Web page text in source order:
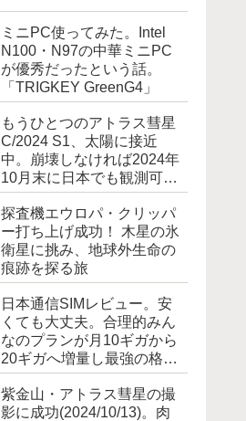
ミニPC使ってみた。Intel
N100・N97の中華ミニPC
が優秀だったという話。
「TRIGKEY GreenG4」
もうひとつのアトラス彗星
C/2024 S1、太陽に接近
中。崩壊しなければ2024年
10月末に日本でも観測可能
に [追記]霧散しました
探査機エウロパ・クリッパ
ー打ち上げ成功！ 木星の氷
衛星に挑み、地球外生命の
痕跡を探る旅
日本通信SIMレビュー。安
くても大丈夫。合理的みん
なのプランが月10ギガから
20ギガへ増量し最強の格安
SIM爆誕！
紫金山・アトラス彗星の撮
影に成功(2024/10/13)。肉